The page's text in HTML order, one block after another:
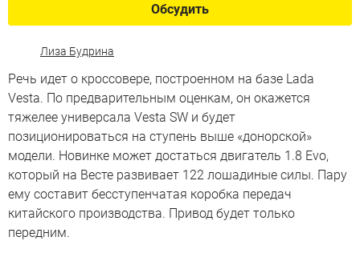
Обсудить
Лиза Будрина
Речь идет о кроссовере, построенном на базе Lada
Vesta. По предварительным оценкам, он окажется
тяжелее универсала Vesta SW и будет
позиционироваться на ступень выше «донорской»
модели. Новинке может достаться двигатель 1.8 Evo,
который на Весте развивает 122 лошадиные силы. Пару
ему составит бесступенчатая коробка передач
китайского производства. Привод будет только
передним.